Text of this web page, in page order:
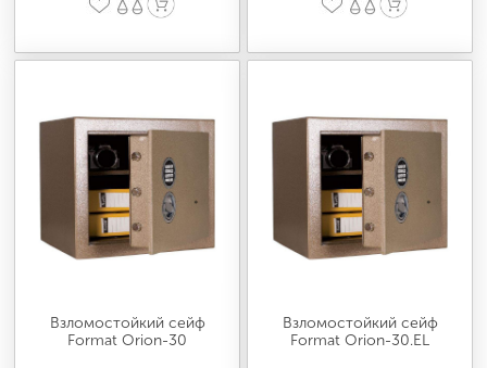
Взломостойкий сейф
Format Orion-30
Взломостойкий сейф
Format Orion-30.EL